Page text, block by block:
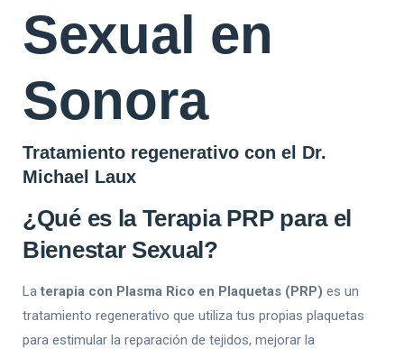
Sexual en
Sonora
Tratamiento regenerativo con el Dr.
Michael Laux
¿Qué es la Terapia PRP para el
Bienestar Sexual?
La terapia con Plasma Rico en Plaquetas (PRP) es un
tratamiento regenerativo que utiliza tus propias plaquetas
para estimular la reparación de tejidos, mejorar la